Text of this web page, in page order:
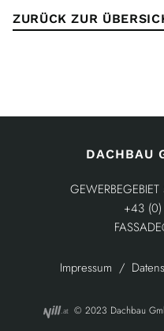
ZURÜCK ZUR
DACHBAU
+43
Impressum
.at © 2023 Dachbau